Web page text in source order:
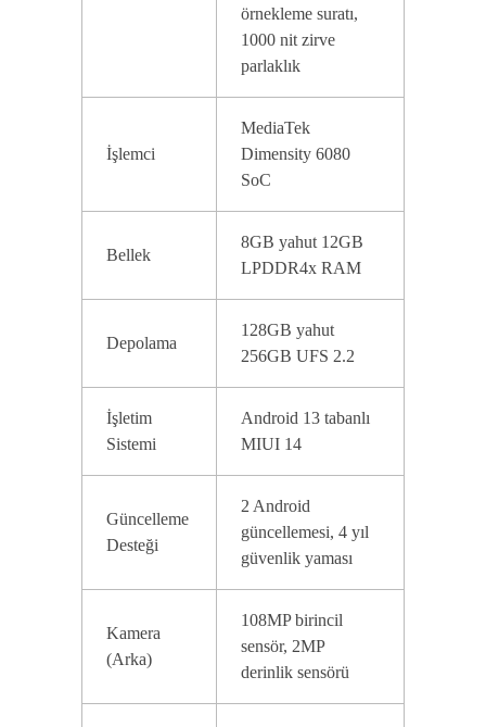
örnekleme suratı,
1000 nit zirve
parlaklık
İşlemci
MediaTek
Dimensity 6080
SoC
Bellek
8GB yahut 12GB
LPDDR4x RAM
Depolama
128GB yahut
256GB UFS 2.2
İşletim
Sistemi
Android 13 tabanlı
MIUI 14
Güncelleme
Desteği
2 Android
güncellemesi, 4 yıl
güvenlik yaması
Kamera
(Arka)
108MP birincil
sensör, 2MP
derinlik sensörü